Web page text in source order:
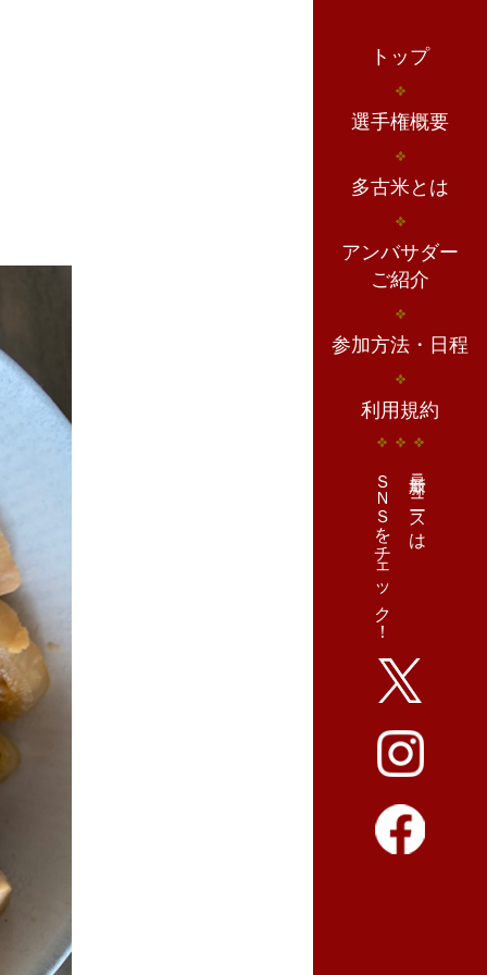
トップ
選手権概要
多古米とは
アンバサダー
ご紹介
参加方法・日程
利用規約
最新ニュースは
ＳＮＳをチェック！